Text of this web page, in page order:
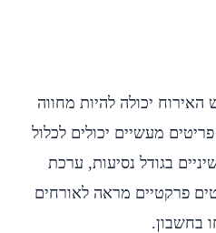
יכולה להיות מחווה
מעשיים יכולים לכלול
בגודל נסיעות, ערכת
פרקטיים מראה לאורחים
בחשבון.